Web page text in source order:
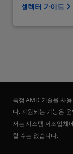
셀렉터 가이드
특정 AMD 기술을 사
다. 지원되는 기능은
서는 시스템 제조업체
할 수는 없습니다.